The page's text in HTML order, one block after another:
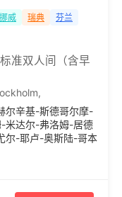
挪威 瑞典
芬兰
准双人间（含早
,
尔辛基-斯德哥尔摩-
米达尔-弗洛姆-居德
尔-耶卢-奥斯陆-哥本